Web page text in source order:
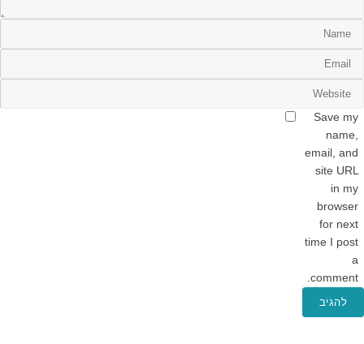
Save my
name,
email, and
site URL
in my
browser
for next
time I post
a
comment.